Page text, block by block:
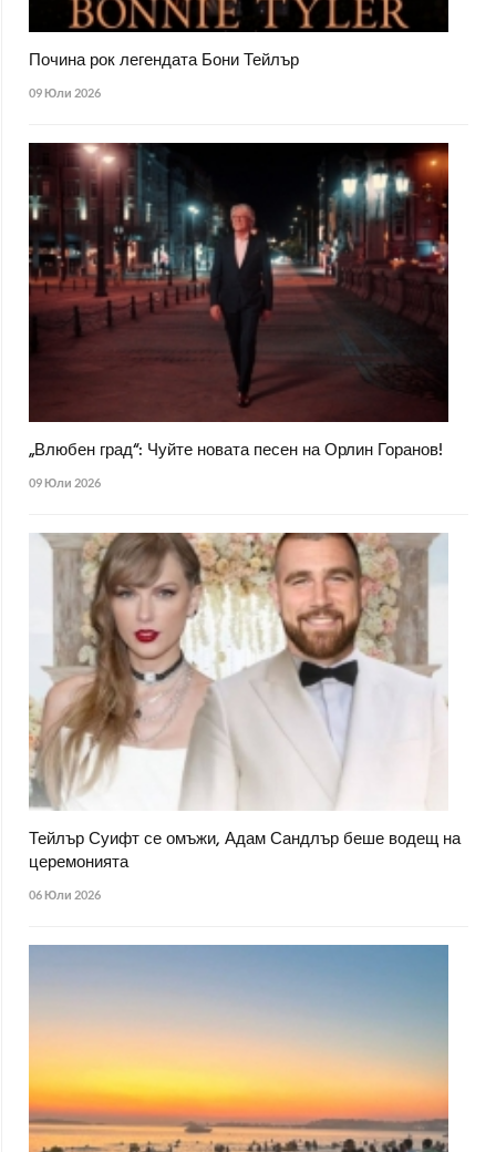
Почина рок легендата Бони Тейлър
09 Юли 2026
„Влюбен град“: Чуйте новата песен на Орлин Горанов!
09 Юли 2026
Тейлър Суифт се омъжи, Адам Сандлър беше водещ на
церемонията
06 Юли 2026